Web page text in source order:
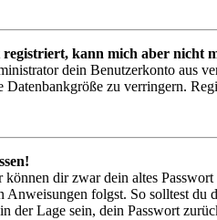
kann mich aber nicht
dein Benutzerkonto aus
Datenbankgröße zu verringern.
dir zwar dein altes
Anweisungen folgst. So solltest du
der Lage sein, dein Passwort